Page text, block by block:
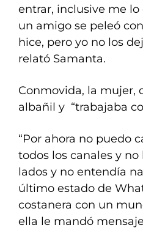
entrar, inclusive me
un amigo se peleó
hice, pero yo no los
relató Samanta.
Conmovida, la mujer,
albañil y “trabajaba
“Por ahora no puedo
todos los canales y
lados y no entendía
último estado de
costanera con un
ella le mandó